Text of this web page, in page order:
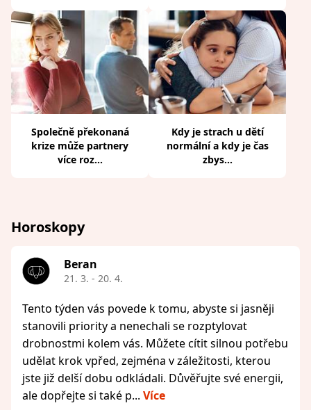
Společně překonaná
krize může partnery
více roz...
Kdy je strach u dětí
normální a kdy je čas
zbys...
Horoskopy
Beran
21. 3. - 20. 4.
Tento týden vás povede k tomu, abyste si jasněji
stanovili priority a nenechali se rozptylovat
drobnostmi kolem vás. Můžete cítit silnou potřebu
udělat krok vpřed, zejména v záležitosti, kterou
jste již delší dobu odkládali. Důvěřujte své energii,
ale dopřejte si také p... Více